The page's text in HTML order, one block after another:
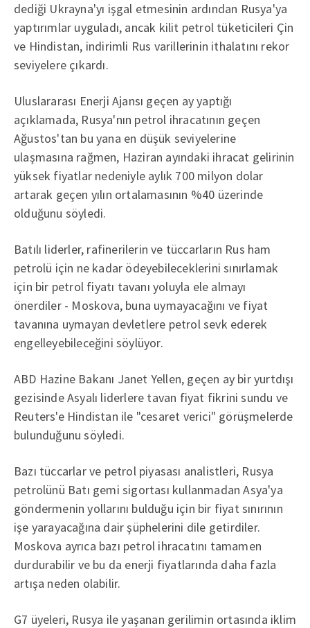
dediği Ukrayna'yı işgal etmesinin ardından Rusya'ya
yaptırımlar uyguladı, ancak kilit petrol tüketicileri Çin
ve Hindistan, indirimli Rus varillerinin ithalatını rekor
seviyelere çıkardı.
Uluslararası Enerji Ajansı geçen ay yaptığı
açıklamada, Rusya'nın petrol ihracatının geçen
Ağustos'tan bu yana en düşük seviyelerine
ulaşmasına rağmen, Haziran ayındaki ihracat gelirinin
yüksek fiyatlar nedeniyle aylık 700 milyon dolar
artarak geçen yılın ortalamasının %40 üzerinde
olduğunu söyledi.
Batılı liderler, rafinerilerin ve tüccarların Rus ham
petrolü için ne kadar ödeyebileceklerini sınırlamak
için bir petrol fiyatı tavanı yoluyla ele almayı
önerdiler - Moskova, buna uymayacağını ve fiyat
tavanına uymayan devletlere petrol sevk ederek
engelleyebileceğini söylüyor.
ABD Hazine Bakanı Janet Yellen, geçen ay bir yurtdışı
gezisinde Asyalı liderlere tavan fiyat fikrini sundu ve
Reuters'e Hindistan ile "cesaret verici" görüşmelerde
bulunduğunu söyledi.
Bazı tüccarlar ve petrol piyasası analistleri, Rusya
petrolünü Batı gemi sigortası kullanmadan Asya'ya
göndermenin yollarını bulduğu için bir fiyat sınırının
işe yarayacağına dair şüphelerini dile getirdiler.
Moskova ayrıca bazı petrol ihracatını tamamen
durdurabilir ve bu da enerji fiyatlarında daha fazla
artışa neden olabilir.
G7 üyeleri, Rusya ile yaşanan gerilimin ortasında iklim